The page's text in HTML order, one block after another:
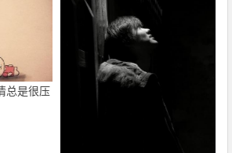
总是很压